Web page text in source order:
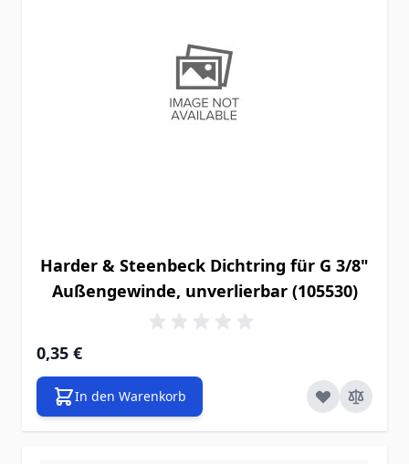
Harder & Steenbeck Dichtring für G 3/8"
Außengewinde, unverlierbar (105530)
0,35 €
In den Warenkorb